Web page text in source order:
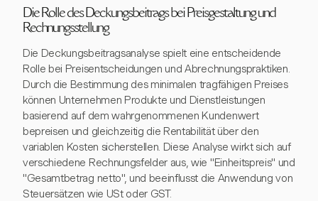
Die Rolle des Deckungsbeitrags bei Preisgestaltung und
Rechnungsstellung
Die Deckungsbeitragsanalyse spielt eine entscheidende
Rolle bei Preisentscheidungen und Abrechnungspraktiken.
Durch die Bestimmung des minimalen tragfähigen Preises
können Unternehmen Produkte und Dienstleistungen
basierend auf dem wahrgenommenen Kundenwert
bepreisen und gleichzeitig die Rentabilität über den
variablen Kosten sicherstellen. Diese Analyse wirkt sich auf
verschiedene Rechnungsfelder aus, wie "Einheitspreis" und
"Gesamtbetrag netto", und beeinflusst die Anwendung von
Steuersätzen wie USt oder GST.